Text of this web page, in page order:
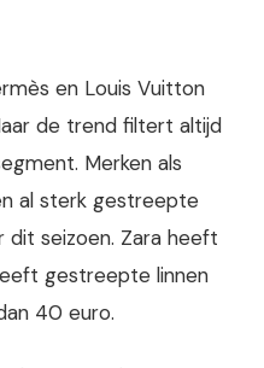
en Louis Vuitton
de trend filtert altijd
Merken als
al sterk gestreepte
seizoen. Zara heeft
gestreepte linnen
40 euro.